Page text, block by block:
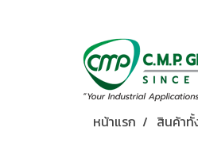
หน้าแรก สินค้า